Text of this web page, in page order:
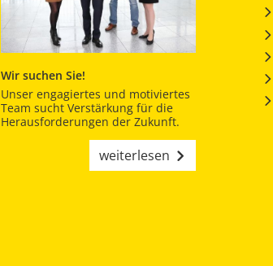
Wir suchen Sie!
Unser engagiertes und motiviertes
Team sucht Verstärkung für die
Herausforderungen der Zukunft.
weiterlesen